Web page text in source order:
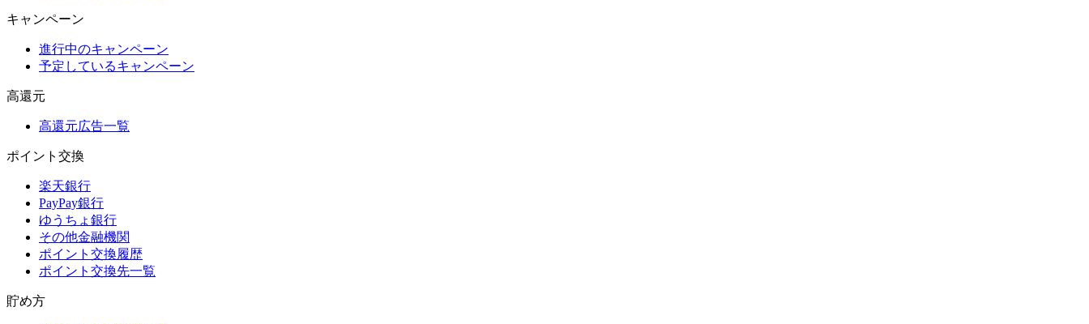
キャンペーン
進行中のキャンペーン
予定しているキャンペーン
高還元
高還元広告一覧
ポイント交換
楽天銀行
PayPay銀行
ゆうちょ銀行
その他金融機関
ポイント交換履歴
ポイント交換先一覧
貯め方